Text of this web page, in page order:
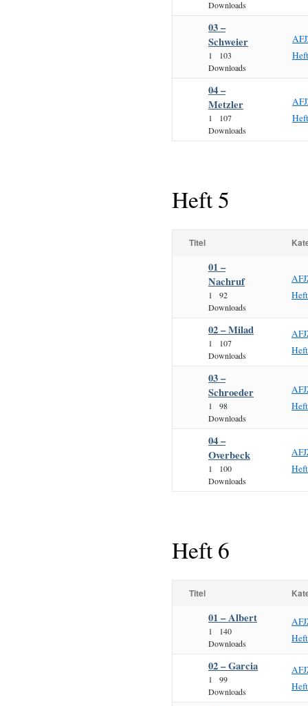
Downloads
03 –
Schweier
1
103
Downloads
04 –
Metzler
1
107
Downloads
Heft 5
Titel
01 –
Nachruf
1
92
Downloads
02 – Milad
1
107
Downloads
03 –
Schroeder
1
98
Downloads
04 –
Overbeck
1
100
Downloads
Heft 6
Titel
01 – Albert
1
140
Downloads
02 – Garcia
1
99
Downloads